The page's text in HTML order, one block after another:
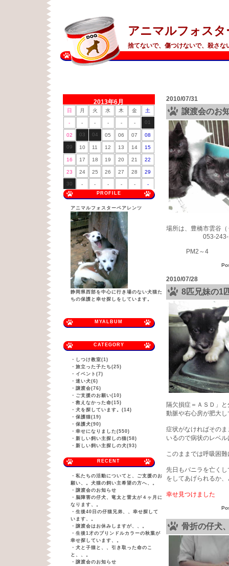
アニマルフォス
捨てないで、傷つけないで、殺さ
2013年6月
日 月 火 水 木 金 土
- - - - - - 01
02 03 04 05 06 07 08
09 10 11 12 13 14 15
16 17 18 19 20 21 22
23 24 25 26 27 28 29
30 - - - - - -
PROFILE
アニマルフォスターペアレンツ
静岡県西部を中心に行き場のない犬猫た
ちの保護と幸せ探しをしています。
MYALBUM
CATEGORY
・ しつけ教室(1)
・ 旅立った子たち(25)
・ イベント(7)
・ 迷い犬(6)
・ 譲渡会(76)
・ ご支援のお願い(10)
・ 救えなかった命(15)
・ 犬を探しています。(14)
・ 保護猫(19)
・ 保護犬(90)
・ 幸せになりました(550)
・ 新しい飼い主探しの猫(58)
・ 新しい飼い主探しの犬(93)
RECENT
・ 私たちの活動についてと、ご支援のお
願い、。犬猫の飼い主希望の方へ、。
・ 譲渡会のお知らせ
・ 脳障害の仔犬、竜太と雷太が４ヶ月に
なります、。
・ 生後40日の仔猫兄弟、、幸せ探して
います、。
・ 譲渡会はお休みしますが、、。
・ 生後1才のブりンドルカラーの秋葉が
幸せ探しています、。
・ 犬と子猫と、、引き取った命のこ
と、、。
・ 譲渡会のお知らせ
2010/07/31
譲渡会のお
場所は、豊橋市雲谷
053-243-
PM2～4
2010/07/28
8匹兄妹の1
隔欠損症＝ＡＳＤ」
動脈や右心房が肥大
症状がなければその
いるので病状のレベ
このままでは呼吸困
先日もバニラを亡く
をしてあげられるか
幸せ見つけました
骨折の仔犬